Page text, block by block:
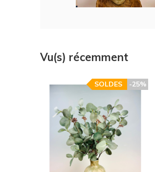
Vu(s) récemment
-25%
SOLDES